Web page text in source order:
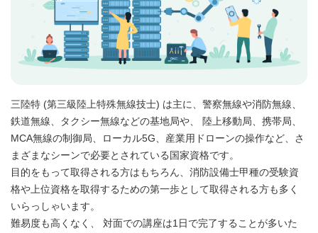
三陸特 (第三級陸上特殊無線技士) は主に、警察無線や消防無線、
鉄道無線、タクシー無線などの基地局や、 陸上移動局、携帯局、
MCA無線の制御局、ローカル5G、産業用ドローンの操作など、さ
まざまなシーンで必要とされている国家資格です。
目的をもって取得される方はもちろん、消防設備士甲種の受験資
格や上位資格を取得するための第一歩として取得される方も多く
いらっしゃいます。
難易度も高くなく、 対面での講座は1日で完了することが多いた